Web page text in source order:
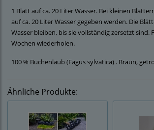
1 Blatt auf ca. 20 Liter Wasser. Bei kleinen
auf ca. 20 Liter Wasser gegeben werden. Die
Wasser bleiben, bis sie vollständig zersetzt sind.
Wochen wiederholen.
100 % Buchenlaub (Fagus sylvatica) . Braun,
Ähnliche Produkte: